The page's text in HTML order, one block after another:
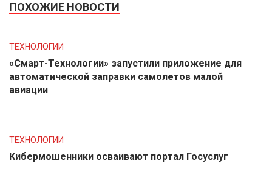
ПОХОЖИЕ НОВОСТИ
ТЕХНОЛОГИИ
«Смарт-Технологии» запустили приложение для
автоматической заправки самолетов малой
авиации
ТЕХНОЛОГИИ
Кибермошенники осваивают портал Госуслуг